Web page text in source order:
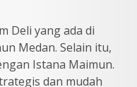
Deli yang ada di
Medan. Selain itu,
Istana Maimun.
dan mudah